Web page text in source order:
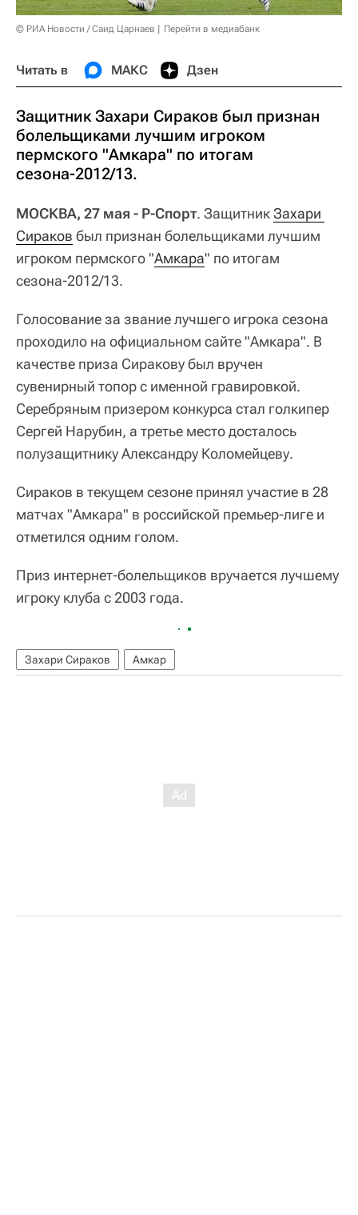
© РИА Новости / Саид Царнаев Перейти в медиабанк
Читать в МАКС Дзен
Защитник Захари Сираков был признан
болельщиками лучшим игроком
пермского "Амкара" по итогам
сезона-2012/13.
МОСКВА, 27 мая - Р-Спорт. ЗащитникЗахари
Сираков был признан болельщиками лучшим
игроком пермского "Амкара" по итогам
сезона-2012/13.
Голосование за звание лучшего игрока сезона
проходило на официальном сайте "Амкара". В
качестве приза Сиракову был вручен
сувенирный топор с именной гравировкой.
Серебряным призером конкурса стал голкипер
Сергей Нарубин, а третье место досталось
полузащитнику Александру Коломейцеву.
Сираков в текущем сезоне принял участие в 28
матчах "Амкара" в российской премьер-лиге и
отметился одним голом.
Приз интернет-болельщиков вручается лучшему
игроку клуба с 2003 года.
Захари Сираков Амкар